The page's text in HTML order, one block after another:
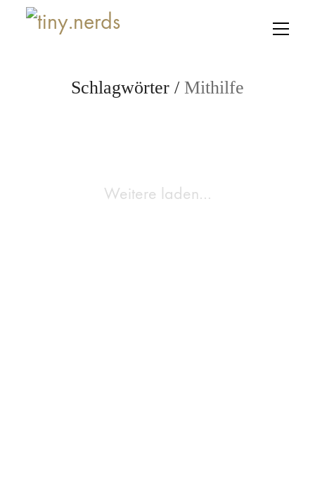
Schlagwörter / Mithilfe
Weitere laden…